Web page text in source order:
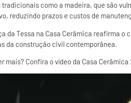
como a madeira, que são
reduzindo prazos e custos de
da Tessa na Casa Cerâmica reafirma
da construção civil contemporânea.
mais? Confira o vídeo da Casa